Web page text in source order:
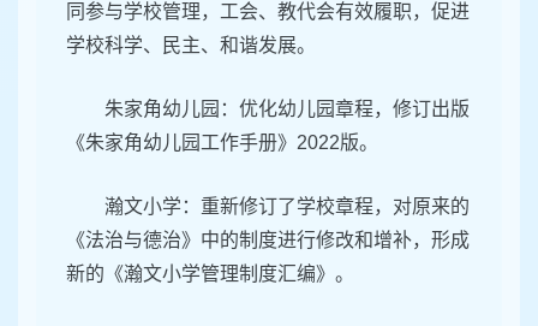
同参与学校管理，工会、教代会有效履职，促进
学校科学、民主、和谐发展。
朱家角幼儿园：优化幼儿园章程，修订出版
《朱家角幼儿园工作手册》2022版。
瀚文小学：重新修订了学校章程，对原来的
《法治与德治》中的制度进行修改和增补，形成
新的《瀚文小学管理制度汇编》。